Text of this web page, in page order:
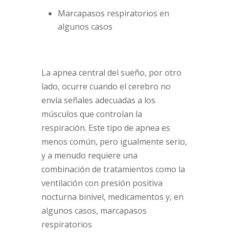
Marcapasos respiratorios en
algunos casos
La apnea central del sueño, por otro
lado, ocurre cuando el cerebro no
envía señales adecuadas a los
músculos que controlan la
respiración. Este tipo de apnea es
menos común, pero igualmente serio,
y a menudo requiere una
combinación de tratamientos como la
ventilación con presión positiva
nocturna binivel, medicamentos y, en
algunos casos, marcapasos
respiratorios